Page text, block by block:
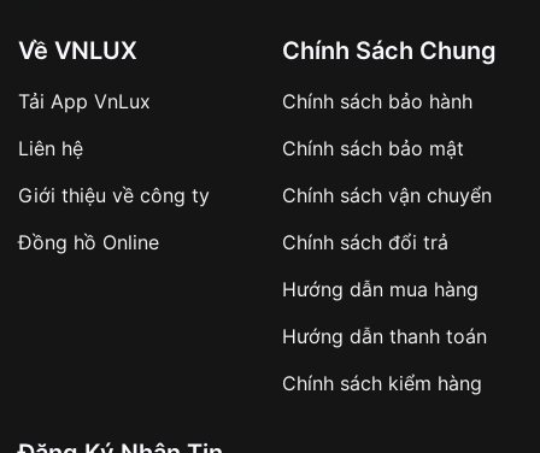
sản phẩm đặc biệt
hàng
Số tiền còn lại thanh toán khi nhận hàng hoặc
✔️ Đảm bảo xử lý đơn hàng nhanh chóng
✔️ Hạn chế tình trạng hủy đơn không mong
Về VNLUX
Tải App VnLux
Liên hệ
Giới thiệu về công ty
Đồng hồ Online
Chính Sách Chung
Chính sách bảo hành
Chính sách bảo mật
Chính sách vận chuyển
Chính sách đổi trả
Hướng dẫn mua hàng
Hướng dẫn thanh toán
Chính sách kiểm hàng